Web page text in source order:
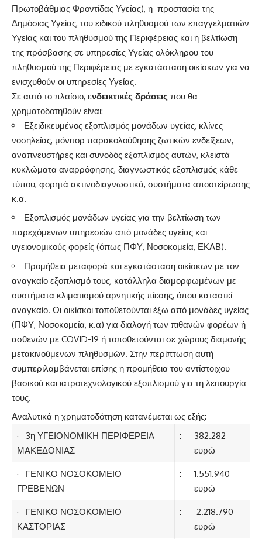
Πρωτοβάθμιας Φροντίδας Υγείας), η προστασία της
Δημόσιας Υγείας, του ειδικού πληθυσμού των επαγγελματιών
Υγείας και του πληθυσμού της Περιφέρειας και η βελτίωση
της πρόσβασης σε υπηρεσίες Υγείας ολόκληρου του
πληθυσμού της Περιφέρειας με εγκατάσταση οικίσκων για να
ενισχυθούν οι υπηρεσίες Υγείας.
Σε αυτό το πλαίσιο, ενδεικτικές δράσεις που θα
χρηματοδοτηθούν είναι:
Εξειδικευμένος εξοπλισμός μονάδων υγείας, κλίνες
νοσηλείας, μόνιτορ παρακολούθησης ζωτικών ενδείξεων,
αναπνευστήρες και συνοδός εξοπλισμός αυτών, κλειστά
κυκλώματα αναρρόφησης, διαγνωστικός εξοπλισμός κάθε
τύπου, φορητά ακτινοδιαγνωστικά, συστήματα αποστείρωσης
κ.α.
Εξοπλισμός μονάδων υγείας για την βελτίωση των
παρεχόμενων υπηρεσιών από μονάδες υγείας και
υγειονομικούς φορείς (όπως ΠΦΥ, Νοσοκομεία, ΕΚΑΒ).
Προμήθεια μεταφορά και εγκατάσταση οικίσκων με τον
αναγκαίο εξοπλισμό τους, κατάλληλα διαμορφωμένων με
συστήματα κλιματισμού αρνητικής πίεσης, όπου καταστεί
αναγκαίο. Οι οικίσκοι τοποθετούνται έξω από μονάδες υγείας
(ΠΦΥ, Νοσοκομεία, κ.α) για διαλογή των πιθανών φορέων ή
ασθενών με COVID-19 ή τοποθετούνται σε χώρους διαμονής
μετακινούμενων πληθυσμών. Στην περίπτωση αυτή
συμπεριλαμβάνεται επίσης η προμήθεια του αντίστοιχου
βασικού και ιατροτεχνολογικού εξοπλισμού για τη λειτουργία
τους.
Αναλυτικά η χρηματοδότηση κατανέμεται ως εξής:
· 3η ΥΓΕΙΟΝΟΜΙΚΗ ΠΕΡΙΦΕΡΕΙΑ
ΜΑΚΕΔΟΝΙΑΣ
:
382.282
ευρώ
· ΓΕΝΙΚΟ ΝΟΣΟΚΟΜΕΙΟ
ΓΡΕΒΕΝΩΝ
:
1.551.940
ευρώ
· ΓΕΝΙΚΟ ΝΟΣΟΚΟΜΕΙΟ
ΚΑΣΤΟΡΙΑΣ
:
2.218.790
ευρώ